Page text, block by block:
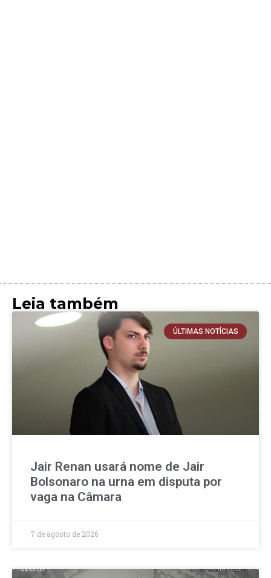
Leia também
ÚLTIMAS NOTÍCIAS
Jair Renan usará nome de Jair
Bolsonaro na urna em disputa por
vaga na Câmara
7 de agosto de 2026